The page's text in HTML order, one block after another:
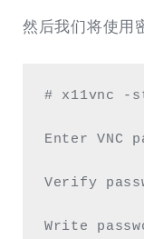
然后我们将使用
# x11vnc -
Enter VNC
Verify
Write